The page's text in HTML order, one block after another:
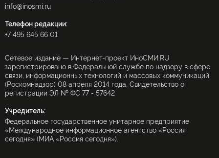
info@inosmi.ru
Телефон редакции:
+7 495 645 66 01
Сетевое издание — Интернет-проект ИноСМИ.RU
зарегистрировано в Федеральной службе по надзору в сфере
связи, информационных технологий и массовых коммуникаций
(Роскомнадзор) 08 апреля 2014 года. Свидетельство о
регистрации ЭЛ № ФС 77 - 57642
Учредитель:
Федеральное государственное унитарное предприятие
«Международное информационное агентство «Россия
сегодня» (МИА «Россия сегодня»).